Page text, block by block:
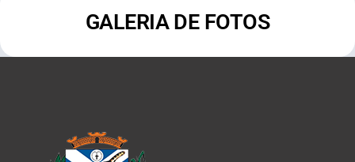
GALERIA DE FOTOS